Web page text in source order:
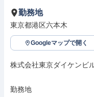
勤務地
東京都港区六本木
Googleマップで開く
株式会社東京ダイケンビ
勤務地